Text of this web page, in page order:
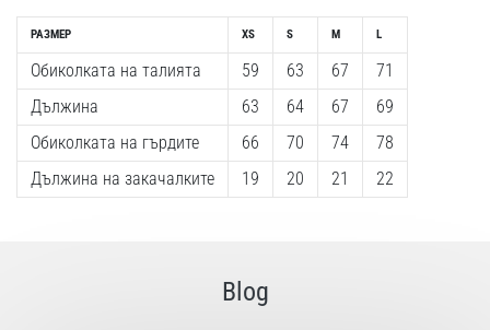
официални
екипи
обувки
от
Nike,
adidas
и
РАЗМЕР
Обиколката на талията
Дължина
Обиколката на гърдите
Дължина на закачалките
XS
59
63
66
19
S
63
64
70
20
M
67
67
74
21
L
71
69
78
22
Blog